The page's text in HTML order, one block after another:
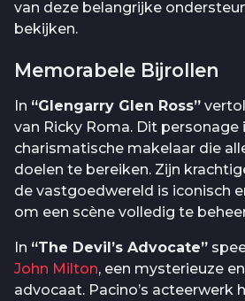
van deze belangrijke
bekijken.
Memorabele Bijrollen
In “Glengarry Glen Ross”
van Ricky Roma. Dit personage
charismatische makelaar die
doelen te bereiken. Zijn
de vastgoedwereld is iconisch
om een scène volledig te
In “The Devil’s Advocate”
John Milton, een mysterieuze
advocaat. Pacino’s acteerwerk